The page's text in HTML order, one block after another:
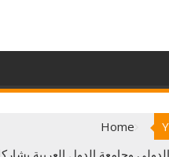
Home
وجامعة الدول العربية